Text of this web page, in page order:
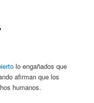
lo engañados que
afirman que los
humanos.